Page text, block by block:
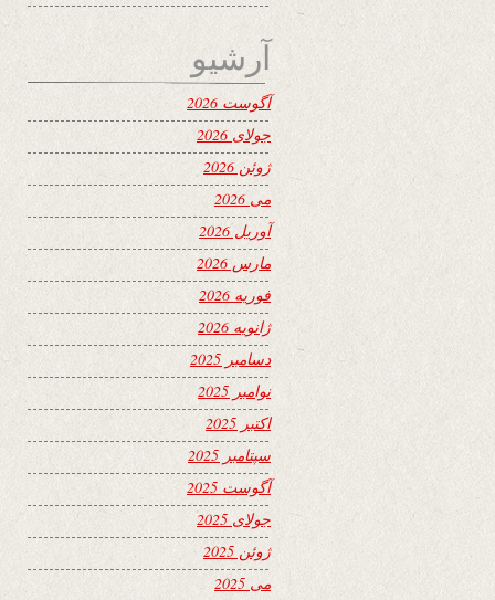
آرشیو
آگوست 2026
جولای 2026
ژوئن 2026
می 2026
آوریل 2026
مارس 2026
فوریه 2026
ژانویه 2026
دسامبر 2025
نوامبر 2025
اکتبر 2025
سپتامبر 2025
آگوست 2025
جولای 2025
ژوئن 2025
می 2025